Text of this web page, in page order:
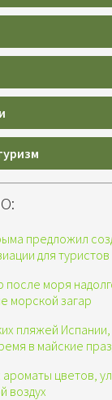
предложил
для туристов
после моря
морской загар
пляжей
в майские
ароматы цветов,
воздух